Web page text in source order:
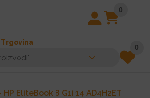
0
0
HP EliteBook 8 G1i 14 AD4H2ET